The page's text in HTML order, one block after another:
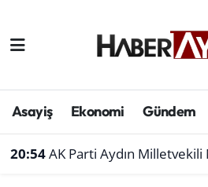
Asayiş Ekonomi Gündem
20:54AK Parti Aydın Milletvekili Mustafa
Afyonkarahisar
Çevre
Aydın Hava Durumu
Süper Lig Puan Durumu